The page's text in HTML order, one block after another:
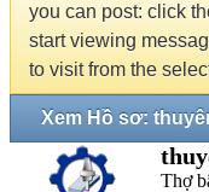
you can post: click
start viewing
to visit from the
Xem Hồ sơ:
Thợ